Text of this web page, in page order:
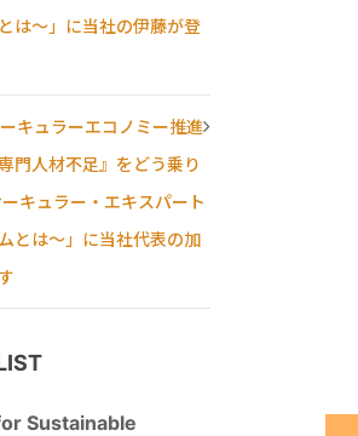
は〜」に当社の伊藤が登
キュラーエコノミー推進
門人材不足』をどう乗り
キュラー・エキスパート
とは～」に当社代表の加
Sustainable